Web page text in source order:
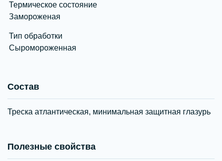
Термическое состояние
Замороженая
Тип обработки
Сыромороженная
Состав
Треска атлантическая, минимальная защитная глазурь
Полезные свойства